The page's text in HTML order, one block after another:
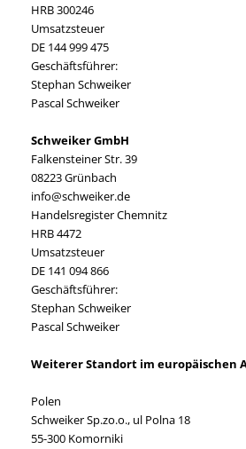
HRB 300246
Umsatzsteuer
DE 144 999 475
Geschäftsführer:
Stephan Schweiker
Pascal Schweiker
Schweiker GmbH
Falkensteiner Str. 39
08223 Grünbach
info@schweiker.de
Handelsregister Chemnitz
HRB 4472
Umsatzsteuer
DE 141 094 866
Geschäftsführer:
Stephan Schweiker
Pascal Schweiker
Weiterer Standort im europäischen
Polen
Schweiker Sp.zo.o., ul Polna 18
55-300 Komorniki